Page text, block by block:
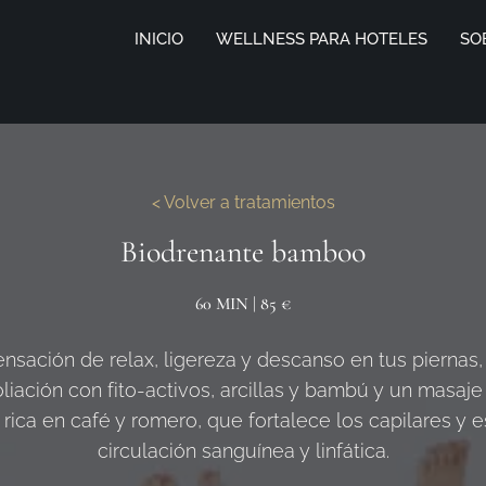
INICIO WELLNESS PARA HOTELES
< Volver a tratamientos
Biodrenante bamboo
60 MIN | 85 €
de relax, ligereza y descanso en tus
con fito-activos, arcillas y bambú y un
en café y romero, que fortalece los capilares y
circulación sanguínea y linfática.